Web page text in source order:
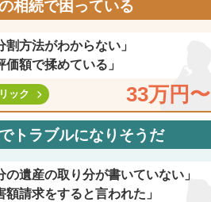
相続で困っている
割方法がわからない」
価額で揉めている」
33万円〜
ック
トラブルになりそうだ
の遺産の取り分が書いていない」
額請求をすると言われた」